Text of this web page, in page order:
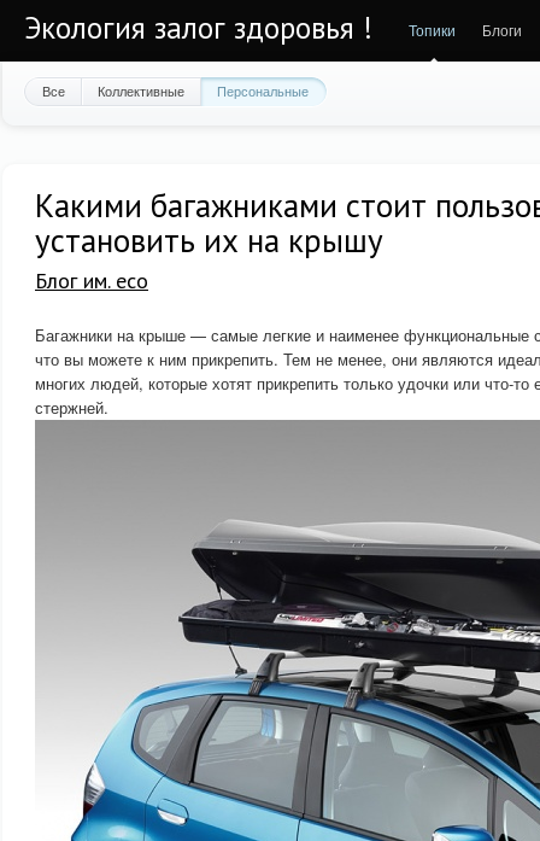
Экология залог здоровья ! Топики Блоги
Все Коллективные Персональные
Какими багажниками стоит
установить их на крышу
Блог им. eco
Багажники на крыше — самые легкие и наименее функциональные
что вы можете к ним прикрепить. Тем не менее, они являются
многих людей, которые хотят прикрепить только удочки или что-
стержней.